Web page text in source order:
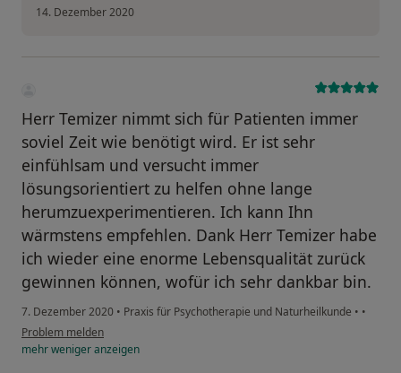
14. Dezember 2020
Herr Temizer nimmt sich für Patienten immer
soviel Zeit wie benötigt wird. Er ist sehr
einfühlsam und versucht immer
lösungsorientiert zu helfen ohne lange
herumzuexperimentieren. Ich kann Ihn
wärmstens empfehlen. Dank Herr Temizer habe
ich wieder eine enorme Lebensqualität zurück
gewinnen können, wofür ich sehr dankbar bin.
7. Dezember 2020 • Praxis für Psychotherapie und Naturheilkunde • •
Problem melden
mehrwenigeranzeigen